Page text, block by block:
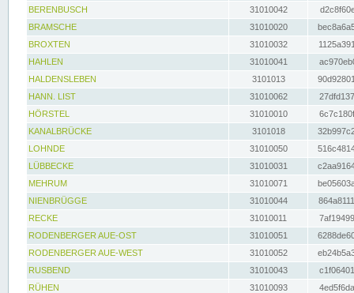
BERENBUSCH
31010042
BRAMSCHE
31010020
BROXTEN
31010032
HAHLEN
31010041
HALDENSLEBEN
3101013
HANN. LIST
31010062
HÖRSTEL
31010010
KANALBRÜCKE
3101018
LOHNDE
31010050
LÜBBECKE
31010031
MEHRUM
31010071
NIENBRÜGGE
31010044
RECKE
31010011
RODENBERGER AUE-OST
31010051
RODENBERGER AUE-WEST
31010052
RUSBEND
31010043
RÜHEN
31010093